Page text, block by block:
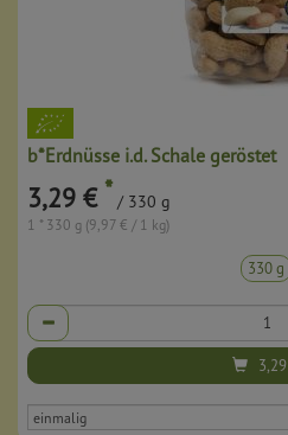
b*Erdnüsse i.d. Schale geröstet
3,29 € * / 330 g
1 * 330 g (9,97 € / 1 kg)
330 g
Anzahl
3,29